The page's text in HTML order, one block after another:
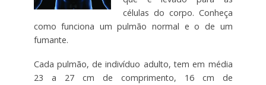
células do corpo. Conheça
como funciona um pulmão normal e o de um
fumante.
Cada pulmão, de indivíduo adulto, tem em média
23 a 27 cm de comprimento, 16 cm de